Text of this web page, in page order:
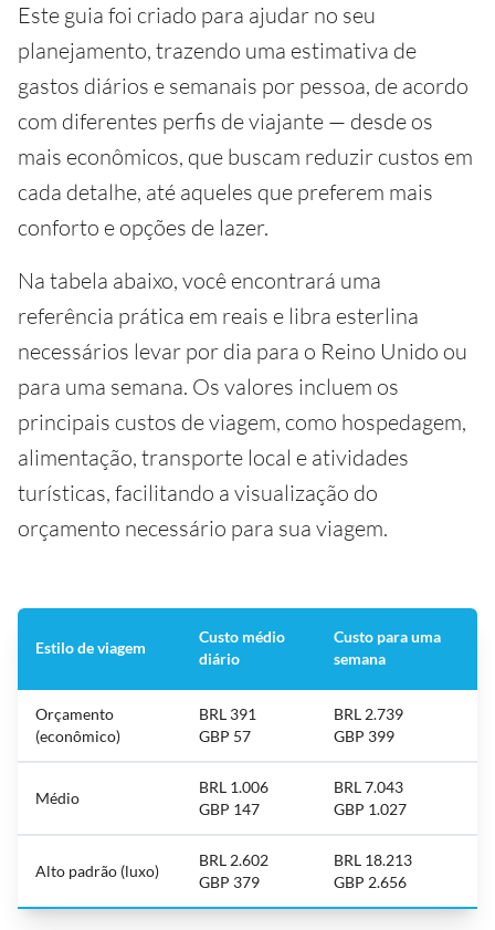
Este guia foi criado para ajudar no seu
planejamento, trazendo uma estimativa de
gastos diários e semanais por pessoa, de acordo
com diferentes perfis de viajante — desde os
mais econômicos, que buscam reduzir custos em
cada detalhe, até aqueles que preferem mais
conforto e opções de lazer.
Na tabela abaixo, você encontrará uma
referência prática em reais e libra esterlina
necessários levar por dia para o Reino Unido ou
para uma semana. Os valores incluem os
principais custos de viagem, como hospedagem,
alimentação, transporte local e atividades
turísticas, facilitando a visualização do
orçamento necessário para sua viagem.
Estilo de viagem
Custo médio
diário
Custo para uma
semana
Orçamento
(econômico)
BRL 391
GBP 57
BRL 2.739
GBP 399
Médio
BRL 1.006
GBP 147
BRL 7.043
GBP 1.027
Alto padrão (luxo)
BRL 2.602
GBP 379
BRL 18.213
GBP 2.656